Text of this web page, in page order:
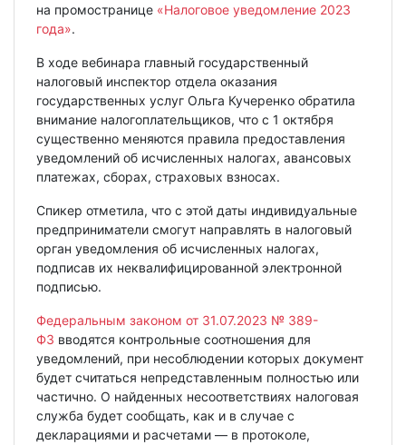
на промостранице «Налоговое уведомление 2023
года».
В ходе вебинара главный государственный
налоговый инспектор отдела оказания
государственных услуг Ольга Кучеренко обратила
внимание налогоплательщиков, что с 1 октября
существенно меняются правила предоставления
уведомлений об исчисленных налогах, авансовых
платежах, сборах, страховых взносах.
Спикер отметила, что с этой даты индивидуальные
предприниматели смогут направлять в налоговый
орган уведомления об исчисленных налогах,
подписав их неквалифицированной электронной
подписью.
Федеральным законом от 31.07.2023 № 389-
ФЗ вводятся контрольные соотношения для
уведомлений, при несоблюдении которых документ
будет считаться непредставленным полностью или
частично. О найденных несоответствиях налоговая
служба будет сообщать, как и в случае с
декларациями и расчетами — в протоколе,